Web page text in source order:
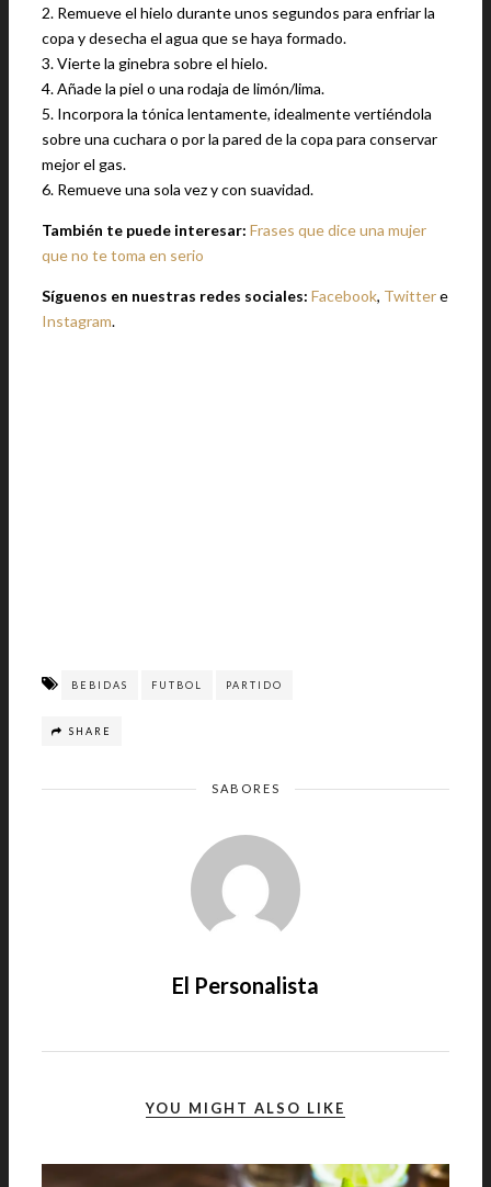
2. Remueve el hielo durante unos segundos para enfriar la
copa y desecha el agua que se haya formado.
3. Vierte la ginebra sobre el hielo.
4. Añade la piel o una rodaja de limón/lima.
5. Incorpora la tónica lentamente, idealmente vertiéndola
sobre una cuchara o por la pared de la copa para conservar
mejor el gas.
6. Remueve una sola vez y con suavidad.
También te puede interesar: Frases que dice una mujer
que no te toma en serio
Síguenos en nuestras redes sociales: Facebook, Twittere
Instagram.
BEBIDAS FUTBOL PARTIDO
SHARE
SABORES
El Personalista
YOU MIGHT ALSO LIKE